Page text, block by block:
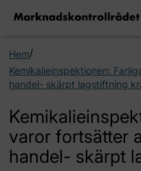
Hem/
Kemikalieinspektionen:
handel- skärpt lagstiftning
varor fortsätter
handel- skärpt